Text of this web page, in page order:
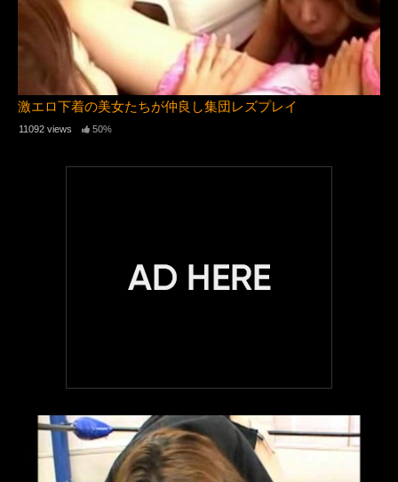
激エロ下着の美女たちが仲良し集団レズプレイ
11092 views 50%